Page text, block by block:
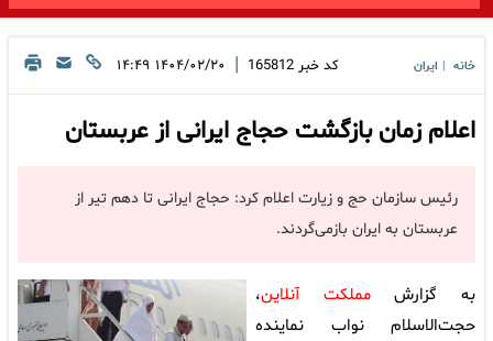
خانه ایران کد خبر 165812
| ۱۴۰۴/۰۲/۲۰ ۱۴:۴۹
اعلام زمان بازگشت حجاج ایرانی از عربستان
رئیس سازمان حج و زیارت اعلام کرد: حجاج ایرانی تا دهم تیر از
عربستان به ایران بازمی‌گردند.
به گزارشمملکت آنلاین،
حجت‌الاسلام نواب نماینده